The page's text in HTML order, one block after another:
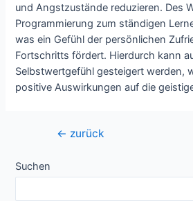
und Angstzustände reduzieren. Des
Programmierung zum ständigen
was ein Gefühl der persönlichen
Fortschritts fördert. Hierdurch kann
Selbstwertgefühl gesteigert werden,
positive Auswirkungen auf die
Beitragsnavigation
← zurück
Suchen